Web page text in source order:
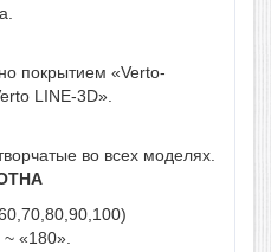
покрытием «Verto-
LINE-3D».
во всех моделях.
«180».